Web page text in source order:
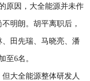
原因，大全能源并未作
明朗。胡平离职后，
田先瑞、马晓亮、潘
至6名。
大全能源整体研发人